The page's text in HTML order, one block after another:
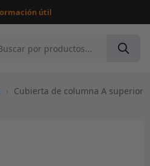
útil
› Cubierta de columna A superior